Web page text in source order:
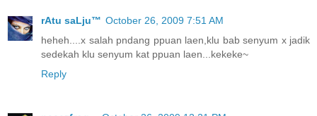
rAtu saLju™ October 26, 2009 7:51 AM
heheh....x salah pndang ppuan laen,klu bab senyum x jadik
sedekah klu senyum kat ppuan laen...kekeke~
Reply